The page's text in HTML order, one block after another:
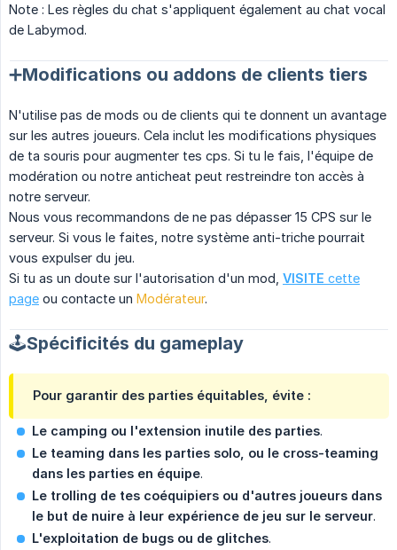
Note : Les règles du chat s'appliquent également au chat vocal
de Labymod.
➕Modifications ou addons de clients tiers
N'utilise pas de mods ou de clients qui te donnent un avantage
sur les autres joueurs. Cela inclut les modifications physiques
de ta souris pour augmenter tes cps. Si tu le fais, l'équipe de
modération ou notre anticheat peut restreindre ton accès à
notre serveur.
Nous vous recommandons de ne pas dépasser 15 CPS sur le
serveur. Si vous le faites, notre système anti-triche pourrait
vous expulser du jeu.
Si tu as un doute sur l'autorisation d'un mod, VISITE cette
page ou contacte un Modérateur.
🕹️Spécificités du gameplay
Pour garantir des parties équitables, évite :
Le camping ou l'extension inutile des parties.
Le teaming dans les parties solo, ou le cross-teaming
dans les parties en équipe.
Le trolling de tes coéquipiers ou d'autres joueurs dans
le but de nuire à leur expérience de jeu sur le serveur.
L'exploitation de bugs ou de glitches.